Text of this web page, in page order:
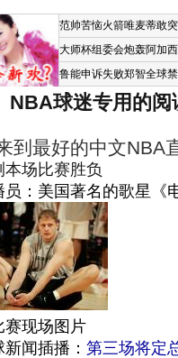
范帅苦恼火箭唯麦蒂敢
大师杯组委会炮轰阿加西
鲁能申诉失败郑智全球
NBA球迷专用的阅
到最好的中文NBA
本场比赛胜负
员：美国著名的歌星《
赛现场图片
闻插播： 第三场将定